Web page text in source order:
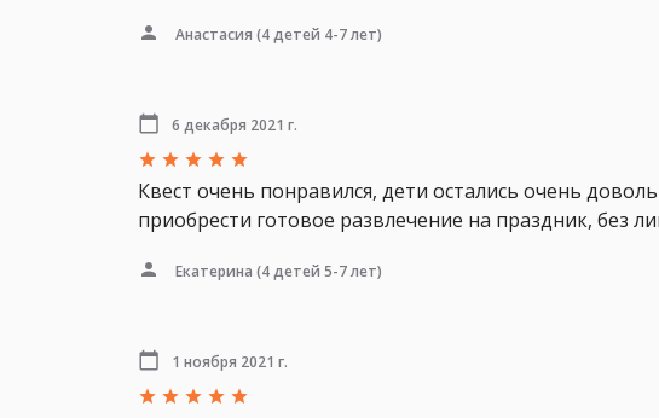
Анастасия (4 детей 4-7 лет)
6 декабря 2021 г.
Квест очень понравился, дети остались очень
приобрести готовое развлечение на праздник, без
Екатерина (4 детей 5-7 лет)
1 ноября 2021 г.